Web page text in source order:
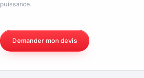
puissance.
Demander mon devis